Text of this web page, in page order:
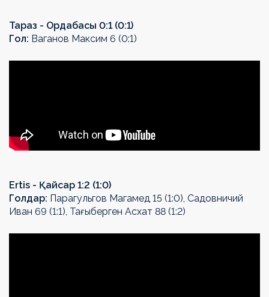
Тараз - Ордабасы 0:1 (0:1)
Гол: Ваганов Максим 6 (0:1)
Ertis - Қайсар 1:2 (1:0)
Голдар: Парагульгов Магамед 15 (1:0), Садовничий
Иван 69 (1:1), Тағыберген Асхат 88 (1:2)